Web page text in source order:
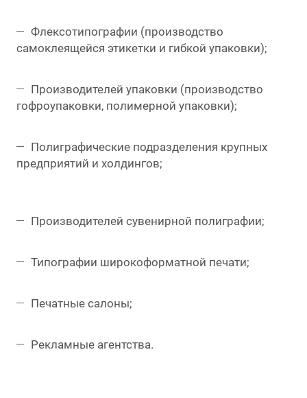
Флексотипографии (производство
самоклеящейся этикетки и гибкой упаковки);
Производителей упаковки (производство
гофроупаковки, полимерной упаковки);
Полиграфические подразделения крупных
предприятий и холдингов;
Производителей сувенирной полиграфии;
Типографии широкоформатной печати;
Печатные салоны;
Рекламные агентства.